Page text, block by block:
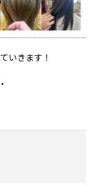
いきます！